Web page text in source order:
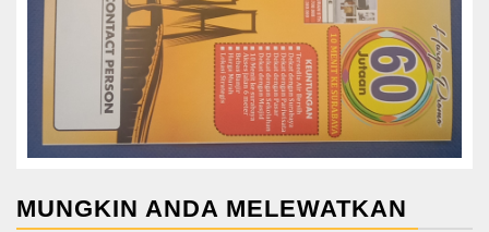
MUNGKIN ANDA MELEWATKAN